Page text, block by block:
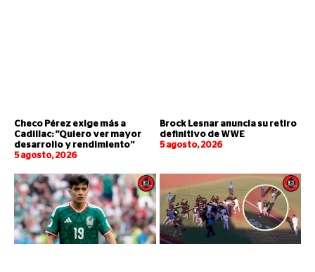
Checo Pérez exige más a
Cadillac: “Quiero ver mayor
desarrollo y rendimiento”
5 agosto, 2026
Brock Lesnar anuncia su retiro
definitivo de WWE
5 agosto, 2026